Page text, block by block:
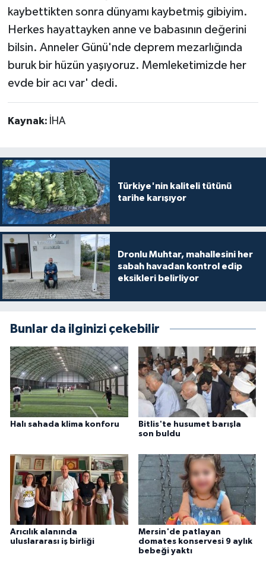
kaybettikten sonra dünyamı kaybetmiş gibiyim.
Herkes hayattayken anne ve babasının değerini
bilsin. Anneler Günü'nde deprem mezarlığında
buruk bir hüzün yaşıyoruz. Memleketimizde her
evde bir acı var' dedi.
Kaynak: İHA
Türkiye'nin kaliteli tütünü
tarihe karışıyor
Dronlu Muhtar, mahallesini her
sabah havadan kontrol edip
eksikleri belirliyor
Bunlar da ilginizi çekebilir
Halı sahada klima konforu
Bitlis'te husumet barışla
son buldu
Arıcılık alanında
uluslararası iş birliği
Mersin'de patlayan
domates konservesi 9 aylık
bebeği yaktı